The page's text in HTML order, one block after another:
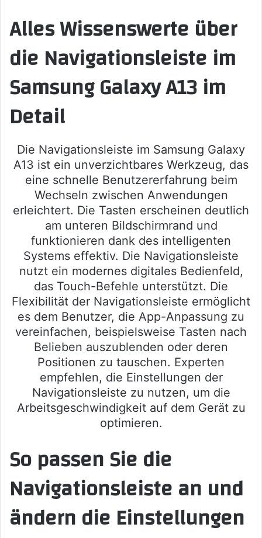
Alles Wissenswerte über
die Navigationsleiste im
Samsung Galaxy A13 im
Detail
Die Navigationsleiste im Samsung Galaxy
A13 ist ein unverzichtbares Werkzeug, das
eine schnelle Benutzererfahrung beim
Wechseln zwischen Anwendungen
erleichtert. Die Tasten erscheinen deutlich
am unteren Bildschirmrand und
funktionieren dank des intelligenten
Systems effektiv. Die Navigationsleiste
nutzt ein modernes digitales Bedienfeld,
das Touch-Befehle unterstützt. Die
Flexibilität der Navigationsleiste ermöglicht
es dem Benutzer, die App-Anpassung zu
vereinfachen, beispielsweise Tasten nach
Belieben auszublenden oder deren
Positionen zu tauschen. Experten
empfehlen, die Einstellungen der
Navigationsleiste zu nutzen, um die
Arbeitsgeschwindigkeit auf dem Gerät zu
optimieren.
So passen Sie die
Navigationsleiste an und
ändern die Einstellungen